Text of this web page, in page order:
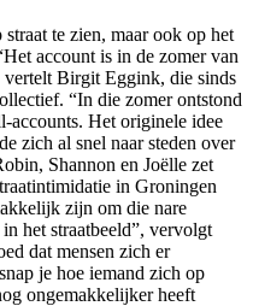
te zien, maar ook op het
account is in de zomer van
vertelt Birgit Eggink, die sinds
“In die zomer ontstond
accounts. Het originele idee
zich al snel naar steden over
Shannon en Joëlle zet
in Groningen
zijn om die nare
het straatbeeld”, vervolgt
dat mensen zich er
je hoe iemand zich op
ongemakkelijker heeft